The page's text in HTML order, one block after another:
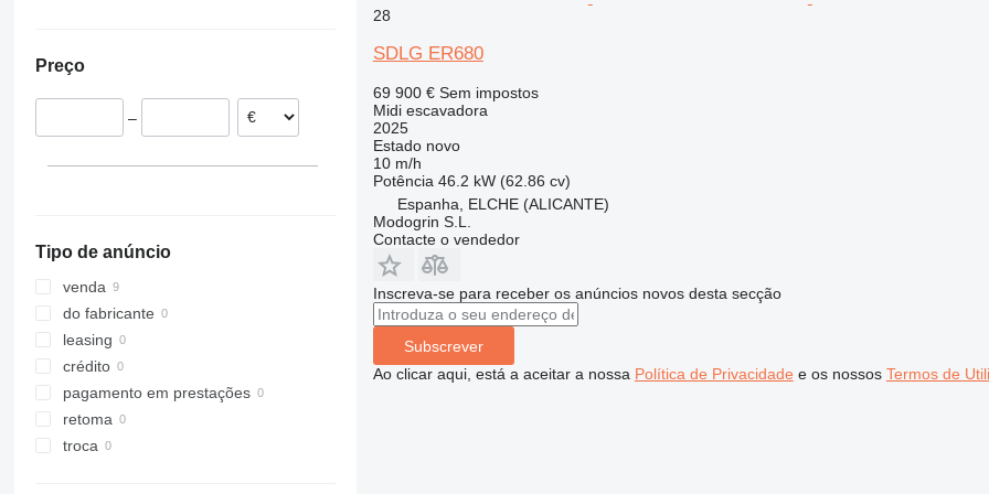
375
Preço
–
Tipo de anúncio
venda
do fabricante
leasing
crédito
pagamento em prestações
retoma
troca
28
SDLG ER680
69 900 € Sem impostos
Midi escavadora
2025
Estadonovo
10 m/h
Potência 46.2 kW (62.86 cv)
Espanha, ELCHE (ALICANTE)
Modogrin S.L.
Contacte o vendedor
Inscreva-se para receber os anúncios novos desta secção
Subscrever
Ao clicar aqui, está a aceitar a nossa Política de Privacidade e os nossos Termos de